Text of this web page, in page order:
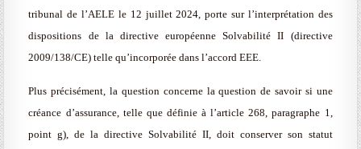
tribunal de l’AELE le 12 juillet 2024, porte sur l’interprétation des
dispositions de la directive européenne Solvabilité II (directive
2009/138/CE) telle qu’incorporée dans l’accord EEE.
Plus précisément, la question concerne la question de savoir si une
créance d’assurance, telle que définie à l’article 268, paragraphe 1,
point g), de la directive Solvabilité II, doit conserver son statut